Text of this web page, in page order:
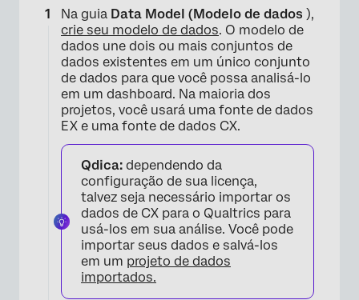
×
Na guia Data Model (Modelo de dados ),
crie seu modelo de dados. O modelo de
dados une dois ou mais conjuntos de
dados existentes em um único conjunto
de dados para que você possa analisá-lo
em um dashboard. Na maioria dos
projetos, você usará uma fonte de dados
EX e uma fonte de dados CX.
Qdica: dependendo da
configuração de sua licença,
talvez seja necessário importar os
dados de CX para o Qualtrics para
usá-los em sua análise. Você pode
importar seus dados e salvá-los
em um projeto de dados
importados.